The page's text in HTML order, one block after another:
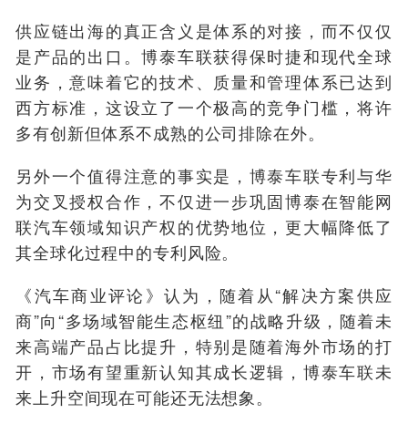
供应链出海的真正含义是体系的对接，而不仅仅
是产品的出口。博泰车联获得保时捷和现代全球
业务，意味着它的技术、质量和管理体系已达到
西方标准，这设立了一个极高的竞争门槛，将许
多有创新但体系不成熟的公司排除在外。
另外一个值得注意的事实是，博泰车联专利与华
为交叉授权合作，不仅进一步巩固博泰在智能网
联汽车领域知识产权的优势地位，更大幅降低了
其全球化过程中的专利风险。
《汽车商业评论》认为，随着从“解决方案供应
商”向“多场域智能生态枢纽”的战略升级，随着未
来高端产品占比提升，特别是随着海外市场的打
开，市场有望重新认知其成长逻辑，博泰车联未
来上升空间现在可能还无法想象。